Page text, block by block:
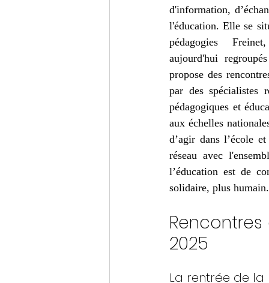
d'information,
l'éducation. Elle se
pédagogies
aujourd'hui
propose des
par des spécialistes
pédagogiques et
aux échelles
d’agir dans l’école
réseau avec
l’éducation est de
solidaire, plus humain.
2025
La rentrée de